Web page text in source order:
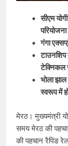
सीएम
गंगा
टेक्निकल
भोला
स्वरूप में
मेरठ। मुख्यमंत्री
समय मेरठ की
की पहचान रैपिड